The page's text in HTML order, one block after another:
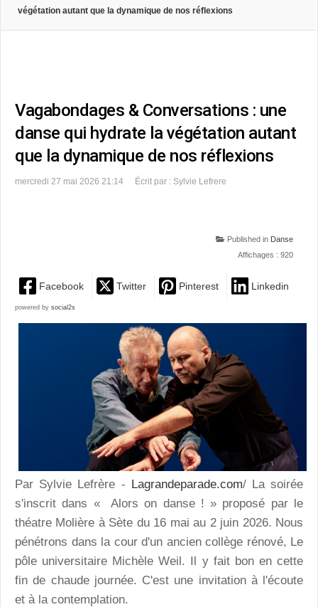
végétation autant que la dynamique de nos réflexions
Vagabondages & Conversations : une
danse qui hydrate la végétation autant
que la dynamique de nos réflexions
mercredi 27 mai 2026 21:14 Écrit par : Sylvie Lefrere
Published in Danse
Affichages : 920
Facebook Twitter Pinterest Linkedin
powered by social2s
Par Sylvie Lefrère - Lagrandeparade.com/ La soirée
s'inscrit dans « Alors on danse ! » proposé par le
théatre Molière à Sète du 16 mai au 2 juin 2026. Nous
pénétrons dans la cour d'un ancien collège rénové, Le
pôle universitaire Michèle Weil. Il y fait bon en cette
fin de chaude journée. C'est une invitation à l'écoute
et à la contemplation.